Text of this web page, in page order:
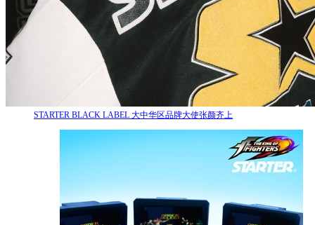
STARTER BLACK LABEL 大中华区品牌大使张颜齐上